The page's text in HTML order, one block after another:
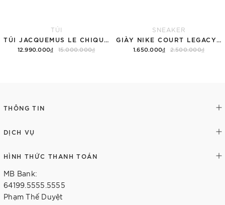
TÚI
12.990.000₫ 15.000.000₫
SNEAKER
1.650.000₫ 2.500.000₫
THÔNG TIN
DỊCH VỤ
HÌNH THỨC THANH TOÁN
MB Bank:
64199.5555.5555
Phạm Thế Duyệt